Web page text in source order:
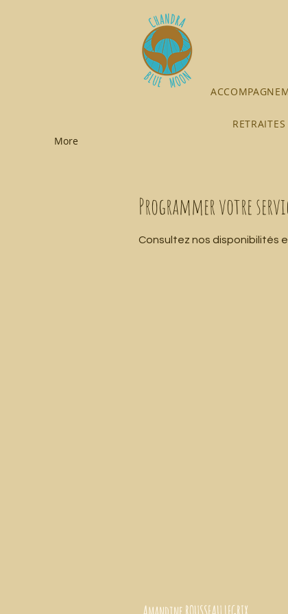
More
RETRAITES
Programmer votre
Consultez nos disponibilités